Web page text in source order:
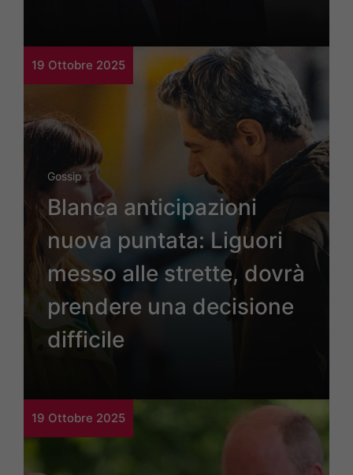
19 Ottobre 2025
Gossip
Blanca anticipazioni
nuova puntata: Liguori
messo alle strette, dovrà
prendere una decisione
difficile
19 Ottobre 2025